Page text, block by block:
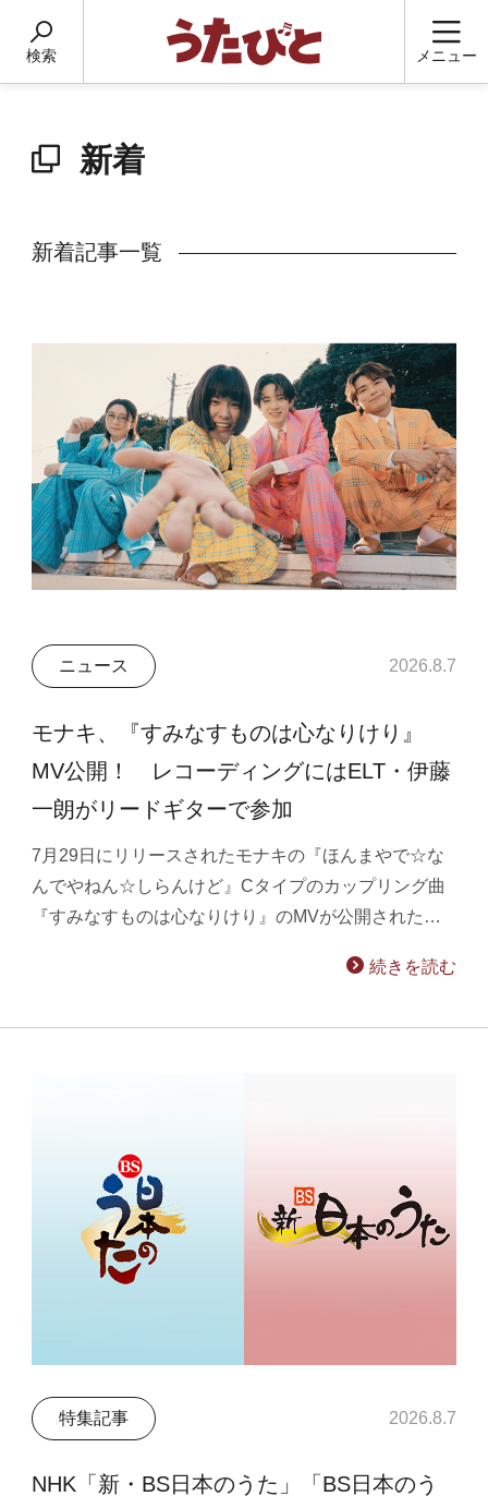
検索 メニュー
新着
新着記事一覧
ニュース 2026.8.7
モナキ、『すみなすものは心なりけり』
MV公開！ レコーディングにはELT・伊藤
一朗がリードギターで参加
7月29日にリリースされたモナキの『ほんまやで☆な
んでやねん☆しらんけど』Cタイプのカップリング曲
『すみなすものは心なりけり』のMVが公開された…
続きを読む
特集記事 2026.8.7
NHK「新・BS日本のうた」「BS日本のう